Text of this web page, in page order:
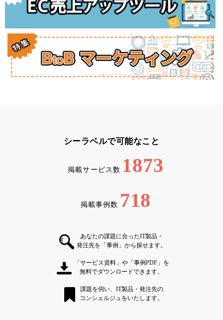
シーラベルで可能なこと
掲載サービス数 1873
掲載事例数 718
あなたの課題に合ったIT製品・
発注先を「事例」から探せます。
「サービス資料」や「事例PDF」を
無料でダウンロードできます。
課題を伺い、IT製品・発注先の
コンシェルジュをいたします。